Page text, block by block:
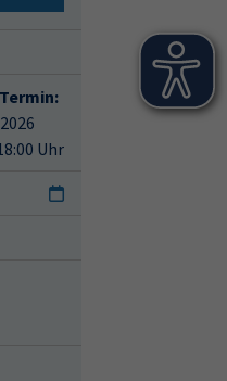
Uhr